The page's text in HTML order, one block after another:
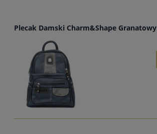
Plecak Damski Charm&Shape Granatowy